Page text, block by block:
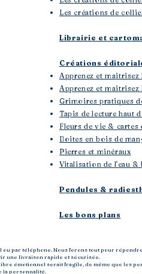
Les créations de
Librairie et
Créations
Apprenez et maitrisez
Apprenez et maitrisez
Grimoires pratiques
Tapis de lecture haut
Fleurs de vie &
Boites en bois de
Pierres et minéraux
Vitalisation de l'eau &
Pendules &
Les bons plans
par téléphone. Nous ferons tout pour
une livraison rapide et sécurisée.
émotionnel serait fragile, de même que les
la personnalité.